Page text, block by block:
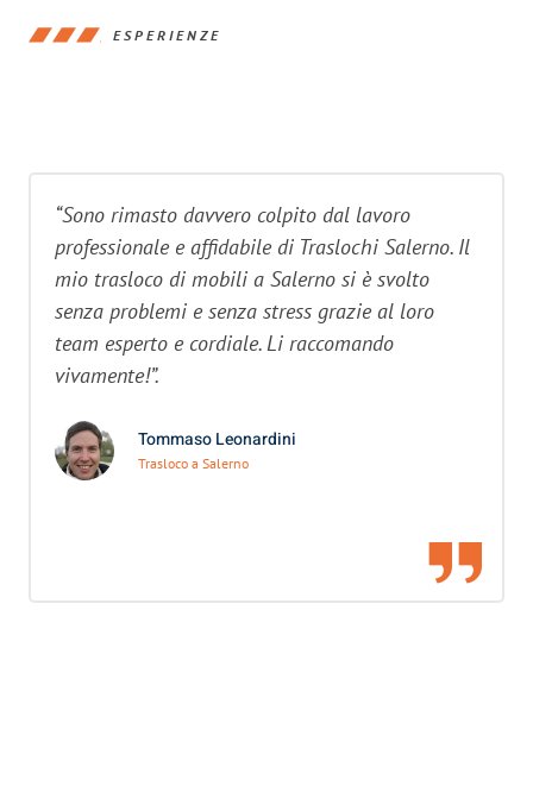
ESPERIENZE
“Sono rimasto davvero colpito dal lavoro
professionale e affidabile di Traslochi Salerno. Il
mio trasloco di mobili a Salerno si è svolto
senza problemi e senza stress grazie al loro
team esperto e cordiale. Li raccomando
vivamente!”.
Tommaso Leonardini
Trasloco a Salerno